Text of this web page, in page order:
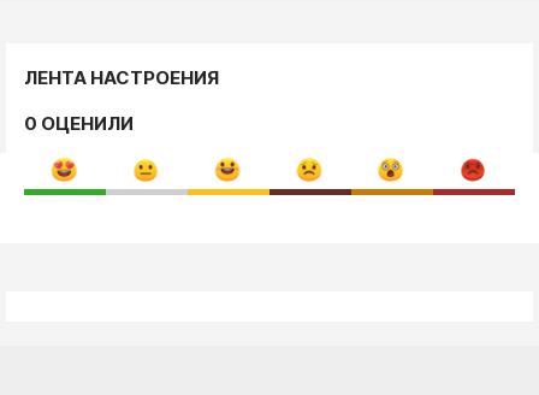
ЛЕНТА НАСТРОЕНИЯ
0 ОЦЕНИЛИ